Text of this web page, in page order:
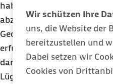
Wir schützen Ihre
uns, die Website der
bereitzustellen und
Dabei setzen wir
Cookies von
haben die Fähigkeit
abzuspeichern. Die
Gedächtnislücken werden
erfundene Geschichten
darauf hinweisen, dass
Lügen nicht bewusst sind.